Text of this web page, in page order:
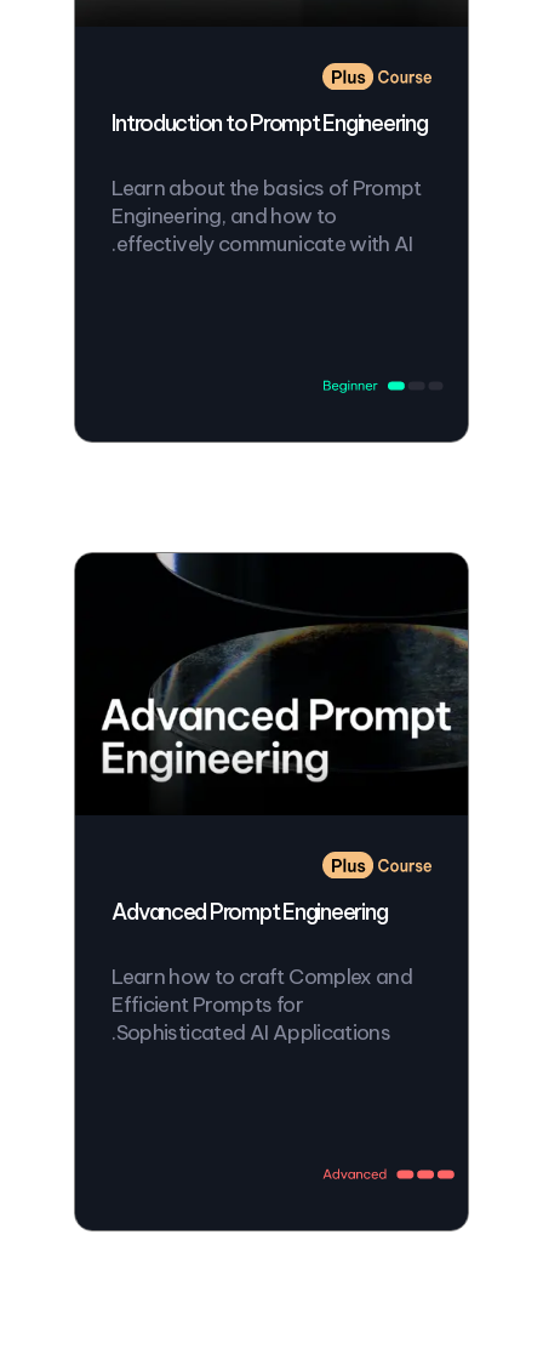
Introduction to Prompt Engineering
Learn about the basics of Prompt
Engineering, and how to
effectively communicate with AI.
Advanced Prompt Engineering
Learn how to craft Complex and
Efficient Prompts for
Sophisticated AI Applications.